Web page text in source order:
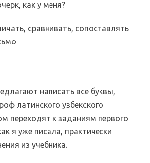
как у меня?
сравнивать, сопоставлять
написать все буквы,
латинского узбекского
переходят к заданиям первого
я уже писала, практически
из учебника.